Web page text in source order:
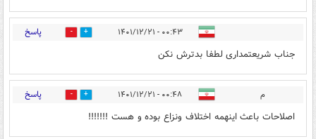
۰۰:۴۳ - ۱۴۰۱/۱۲/۲۱ 5 پاسخ
جناب شریعتمداری لطفا بدترش نکن
م ۰۰:۴۸ - ۱۴۰۱/۱۲/۲۱ 1 پاسخ
اصلاحات باعث اینهمه اختلاف ونزاع بوده و هست !!!!!!!